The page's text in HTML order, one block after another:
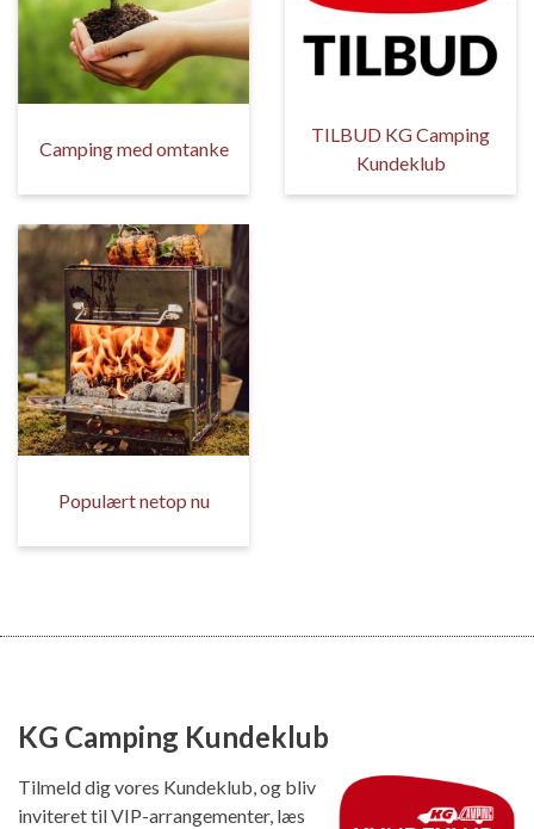
Camping med omtanke
TILBUD KG Camping
Kundeklub
Populært netop nu
KG Camping Kundeklub
Tilmeld dig vores Kundeklub, og bliv
inviteret til VIP-arrangementer, læs